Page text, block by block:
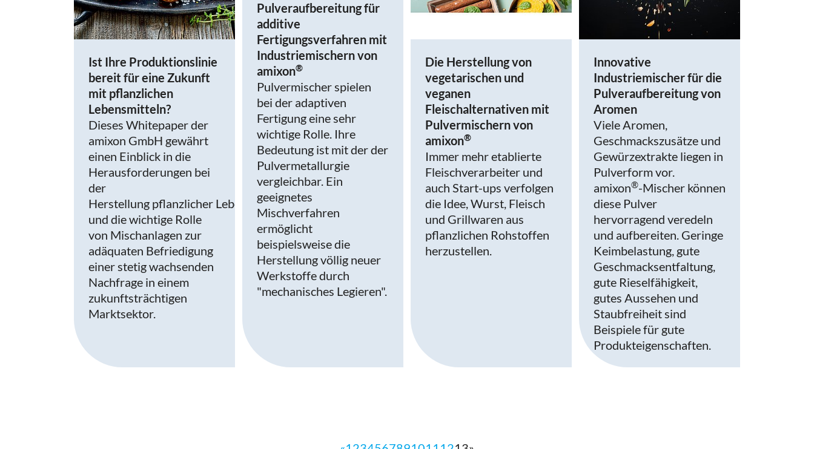
Ist Ihre Produktionslinie
bereit für eine Zukunft
mit pflanzlichen
Lebensmitteln?
Dieses Whitepaper der
amixon GmbH gewährt
einen Einblick in die
Herausforderungen bei
der
Herstellung pflanzlicher Lebensmittel
und die wichtige Rolle
von Mischanlagen zur
adäquaten Befriedigung
einer stetig wachsenden
Nachfrage in einem
zukunftsträchtigen
Marktsektor.
Pulveraufbereitung für
additive
Fertigungsverfahren mit
Industriemischern von
amixon®
Pulvermischer spielen
bei der adaptiven
Fertigung eine sehr
wichtige Rolle. Ihre
Bedeutung ist mit der der
Pulvermetallurgie
vergleichbar. Ein
geeignetes
Mischverfahren
ermöglicht
beispielsweise die
Herstellung völlig neuer
Werkstoffe durch
"mechanisches Legieren".
Die Herstellung von
vegetarischen und
veganen
Fleischalternativen mit
Pulvermischern von
amixon®
Immer mehr etablierte
Fleischverarbeiter und
auch Start-ups verfolgen
die Idee, Wurst, Fleisch
und Grillwaren aus
pflanzlichen Rohstoffen
herzustellen.
Innovative
Industriemischer für die
Pulveraufbereitung von
Aromen
Viele Aromen,
Geschmackszusätze und
Gewürzextrakte liegen in
Pulverform vor.
amixon®-Mischer können
diese Pulver
hervorragend veredeln
und aufbereiten. Geringe
Keimbelastung, gute
Geschmacksentfaltung,
gute Rieselfähigkeit,
gutes Aussehen und
Staubfreiheit sind
Beispiele für gute
Produkteigenschaften.